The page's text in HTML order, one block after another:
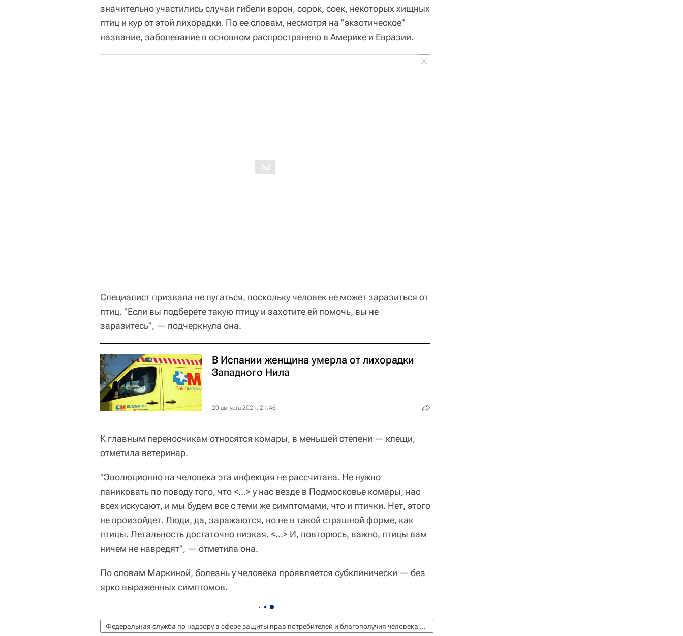
значительно участились случаи гибели ворон, сорок, соек, некоторых хищных
птиц и кур от этой лихорадки. По ее словам, несмотря на "экзотическое"
название, заболевание в основном распространено в Америке и Евразии.
Специалист призвала не пугаться, поскольку человек не может заразиться от
птиц. "Если вы подберете такую птицу и захотите ей помочь, вы не
заразитесь", — подчеркнула она.
В Испании женщина умерла от лихорадки
Западного Нила
20 августа 2021, 21:46
К главным переносчикам относятся комары, в меньшей степени — клещи,
отметила ветеринар.
"Эволюционно на человека эта инфекция не рассчитана. Не нужно
паниковать по поводу того, что <...> у нас везде в Подмосковье комары, нас
всех искусают, и мы будем все с теми же симптомами, что и птички. Нет, этого
не произойдет. Люди, да, заражаются, но не в такой страшной форме, как
птицы. Летальность достаточно низкая. <...> И, повторюсь, важно, птицы вам
ничем не навредят", — отметила она.
По словам Маркиной, болезнь у человека проявляется субклинически — без
ярко выраженных симптомов.
Федеральная служба по надзору в сфере защиты прав потребителей и благополучия человека (Роспотребнадзор)